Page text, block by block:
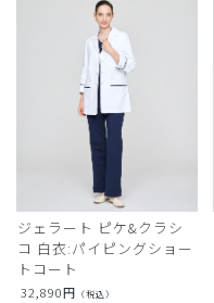
ジェラート ピケ&クラシ
コ 白衣:パイピングショー
トコート
32,890円 （税込）